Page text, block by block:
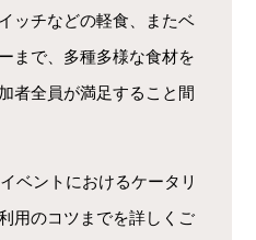
ッチなどの軽食、またベ
まで、多種多様な食材を
者全員が満足すること間
ベントにおけるケータリ
用のコツまでを詳しくご